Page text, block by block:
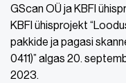
GScan OÜ ja KBFI
KBFI ühisprojekt
pakkide ja pagasi
0411)” algas 20.
2023.